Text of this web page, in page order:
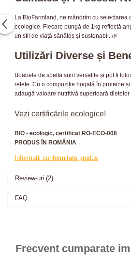
La BioFarmland, ne mândrim cu selectarea
ecologice. Fiecare pungă de 1kg reflectă
un stil de viață sănătos și sustenabil. 🌿
Utilizări Diverse și
Boabele de spelta sunt versatile și pot fi
rețete. Cu o compoziție bogată în proteine
adaugă valoare nutritivă superioară dietelor
Vezi certificările ecologice!
BIO - ecologic, certificat RO-ECO-008
PRODUS ÎN ROMÂNIA
Informatii conformitate produs
Review-uri (2)
FAQ
Frecvent cumparate